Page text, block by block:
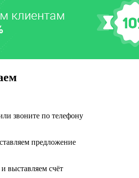
звоните по телефону
предложение
выставляем счёт